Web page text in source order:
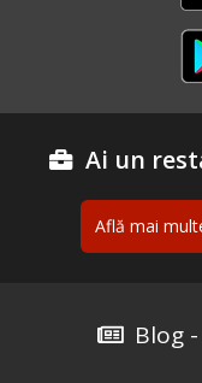
Ai un
Află mai
Blog